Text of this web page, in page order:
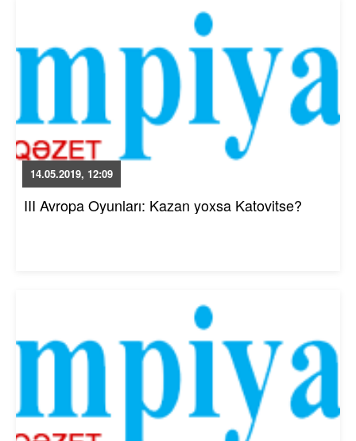
14.05.2019, 12:09
III Avropa Oyunları: Kazan yoxsa Katovitse?